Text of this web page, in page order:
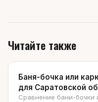
Читайте также
Баня-бочка или
для Саратовской
Сравнение бани-бочки